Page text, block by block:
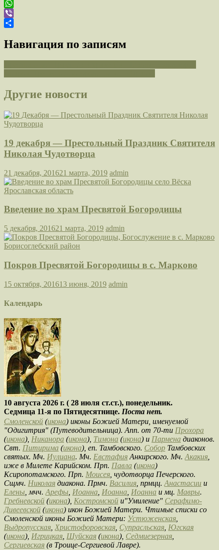
Telegram
WhatsApp
Viber
Навигация по записям
Другие новости
19 декабря — Престольный Праздник Святителя
Николая Чудотворца
21 декабря, 201621 марта, 2019 admin
Введение во храм Пресвятой Богородицы
5 декабря, 201621 марта, 2019 admin
Покров Пресвятой Богородицы в с. Марково
15 октября, 201613 июня, 2019 admin
Календарь
10 августа 2026 г. ( 28 июля ст.ст.), понедельник.
Седмица 11-я по Пятидесятнице. Поста нет.
Смоленской (икона) иконы Божией Матери, именуемой
"Одигитрия" (Путеводительница). Апп. от 70-ти Прохора
(икона), Никанора (икона), Тимона (икона) и Пармена диаконов.
Свт. Питирима (икона), еп. Тамбовского. Собор Тамбовских
святых. Мч. Иулиана. Мч. Евстафия Анкирского. Мч. Акакия
иже в Милете Карийском. Прп. Павла (икона)
Ксиропотамского. Прп. Моисея , чудотворца Печерского.
Сщмч. Николая диакона. Прмч. Василия , прмцц. Анастасии и
Елены , мчч. Арефы Иоанна Иоанна Иоанна и мц. Мавры.
Гребневской (икона), Костромской и"Умиление" Серафимо-
Дивеевской (икона) икон Божией Матери. Чтимые списки со
Смоленской иконы Божией Матери: Устюженская
Выдропусская Христофоровская Супрасльская Югская
(икона), Игрицкая Шуйская (икона), Седмиезерная
Сергиевская (в Троице-Сергиевой Лавре).